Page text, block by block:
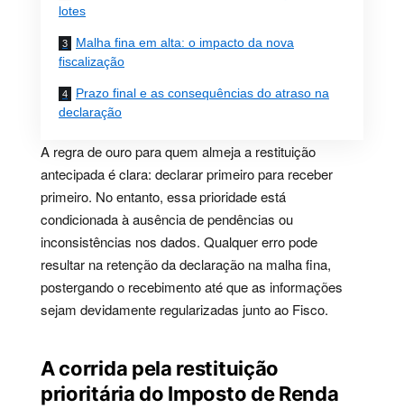
lotes
Malha fina em alta: o impacto da nova
fiscalização
Prazo final e as consequências do atraso na
declaração
A regra de ouro para quem almeja a restituição
antecipada é clara: declarar primeiro para receber
primeiro. No entanto, essa prioridade está
condicionada à ausência de pendências ou
inconsistências nos dados. Qualquer erro pode
resultar na retenção da declaração na malha fina,
postergando o recebimento até que as informações
sejam devidamente regularizadas junto ao Fisco.
A corrida pela restituição
prioritária do Imposto de Renda